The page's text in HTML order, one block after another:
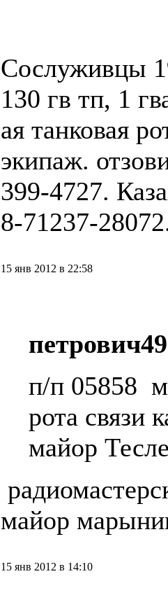
Сослуживцы
130 гв тп, 1
ая танковая
экипаж.
399-4727.
8-71237-
15 янв 2012 в 22:58
петрович49
п/п 05858
рота связи
майор
майор
15 янв 2012 в 14:10